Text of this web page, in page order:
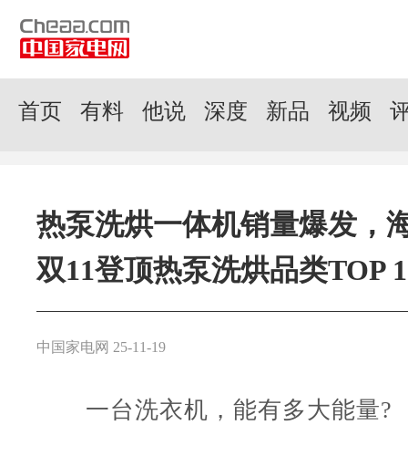
首页 有料 他说 深度 新品 视频
热泵洗烘一体机销量爆发，
双11登顶热泵洗烘品类TOP 1
中国家电网 25-11-19
一台洗衣机，能有多大能量?